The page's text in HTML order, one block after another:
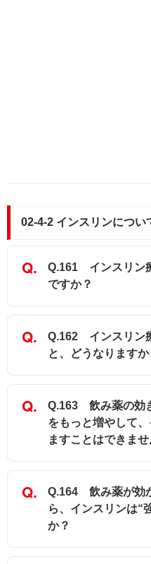
02-4-2 インスリンについ
Q.161 インスリン
ですか？
Q.162 インスリン
と、どうなりますか
Q.163 飲み薬の効
をもっと増やして
ますことはできませ
Q.164 飲み薬が効
ら、インスリンは“
か？